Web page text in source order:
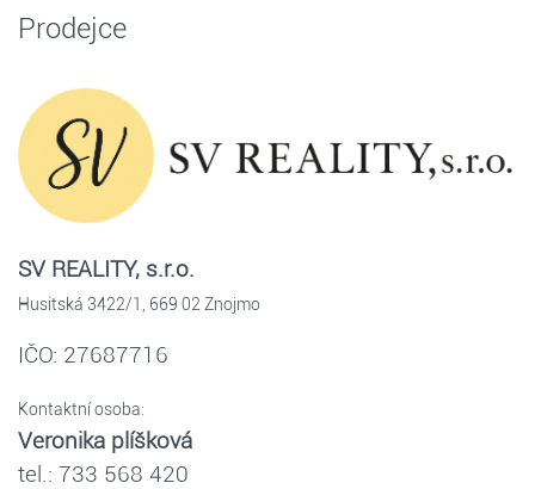
Prodejce
SV REALITY, s.r.o.
Husitská 3422/1, 669 02 Znojmo
IČO: 27687716
Kontaktní osoba:
Veronika plíšková
tel.: 733 568 420